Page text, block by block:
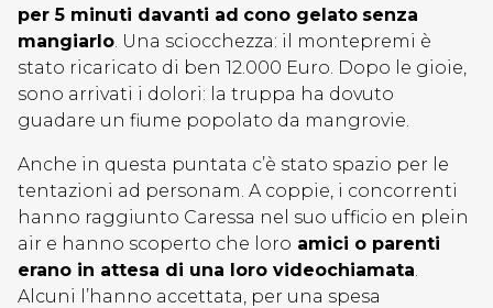
per 5 minuti davanti ad cono gelato senza
mangiarlo. Una sciocchezza: il montepremi è
stato ricaricato di ben 12.000 Euro. Dopo le gioie,
sono arrivati i dolori: la truppa ha dovuto
guadare un fiume popolato da mangrovie.
Anche in questa puntata c’è stato spazio per le
tentazioni ad personam. A coppie, i concorrenti
hanno raggiunto Caressa nel suo ufficio en plein
air e hanno scoperto che loro amici o parenti
erano in attesa di una loro videochiamata.
Alcuni l’hanno accettata, per una spesa